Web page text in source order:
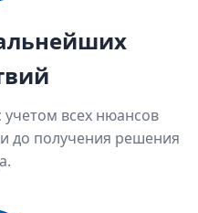
всех нюансов
до получения решения